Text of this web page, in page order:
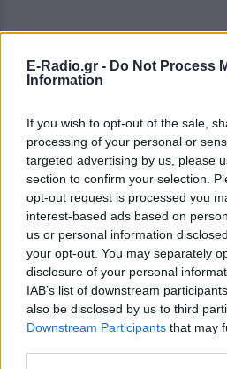
E-Radio.gr - Do Not Process
Information
If you wish to opt-out of the sale,
processing of your personal or
targeted advertising by us, please
section to confirm your selection.
opt-out request is processed you
interest-based ads based on
us or personal information
your opt-out. You may separately
disclosure of your personal
IAB’s list of downstream
also be disclosed by us to third
Downstream Participants that may